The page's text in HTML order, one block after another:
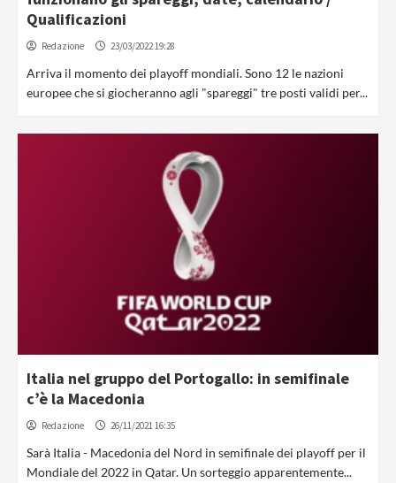
Qualificazioni
Redazione 23/03/2022 19:28
Arriva il momento dei playoff mondiali. Sono 12 le nazioni
europee che si giocheranno agli "spareggi" tre posti validi per...
Italia nel gruppo del Portogallo: in semifinale
c’è la Macedonia
Redazione 26/11/2021 16:35
Sarà Italia - Macedonia del Nord in semifinale dei playoff per il
Mondiale del 2022 in Qatar. Un sorteggio apparentemente...